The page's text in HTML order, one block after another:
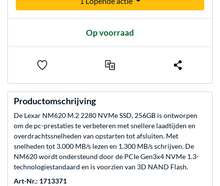
Op voorraad
Productomschrijving
De Lexar NM620 M.2 2280 NVMe SSD, 256GB is ontworpen
om de pc-prestaties te verbeteren met snellere laadtijden en
overdrachtssnelheden van opstarten tot afsluiten. Met
snelheden tot 3.000 MB/s lezen en 1.300 MB/s schrijven. De
NM620 wordt ondersteund door de PCIe Gen3x4 NVMe 1.3-
technologiestandaard en is voorzien van 3D NAND Flash.
Art-Nr.: 1713371